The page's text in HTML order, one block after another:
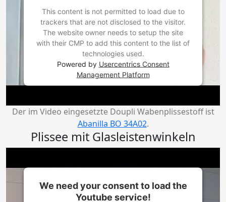
This content is not permitted to load due to
trackers that are not disclosed to the visitor.
The website owner needs to setup the site
with their CMP to add this content to the list of
technologies used.
Powered by Usercentrics Consent
Management Platform
Der im Video eingesetzte Doupli Wabenplissestoff ist
Abanilla BO 34A02.
Plissee mit Glasleistenwinkeln
We need your consent to load the
Youtube service!